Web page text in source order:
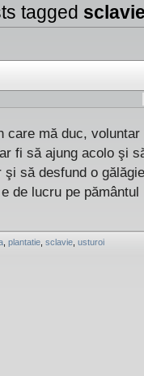
tagged
care mă duc,
fi să ajung acolo şi
să desfund o
de lucru pe pământul
plantatie sclavie usturoi